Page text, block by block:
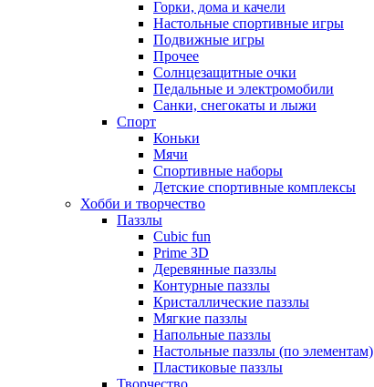
Горки, дома и качели
Настольные спортивные игры
Подвижные игры
Прочее
Солнцезащитные очки
Педальные и электромобили
Санки, снегокаты и лыжи
Спорт
Коньки
Мячи
Спортивные наборы
Детские спортивные комплексы
Хобби и творчество
Паззлы
Cubic fun
Prime 3D
Деревянные паззлы
Контурные паззлы
Кристаллические паззлы
Мягкие паззлы
Напольные паззлы
Настольные паззлы (по элементам)
Пластиковые паззлы
Творчество